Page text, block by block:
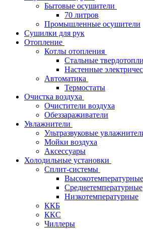
Бытовые осушители
70 литров
Промышленные осушители
Сушилки для рук
Отопление
Котлы отопления
Стальные
Настенные
Автоматика
Термостаты
Очистка воздуха
Очистители воздуха
Обеззараживатели
Увлажнители
Ультразвуковые
Мойки воздуха
Аксессуары
Холодильные установки
Сплит-системы
Высокотемпературные
Среднетемпературные
Низкотемпературные
ККБ
ККС
Чиллеры